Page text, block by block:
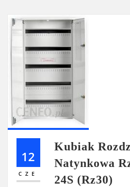
12
CZE
Kubiak
Natynkowa
24S (Rz30)